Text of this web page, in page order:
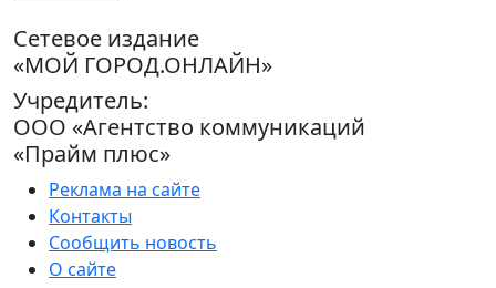
Сетевое издание
«МОЙ ГОРОД.ОНЛАЙН»
Учредитель:
ООО «Агентство коммуникаций
«Прайм плюс»
Реклама на сайте
Контакты
Сообщить новость
О сайте